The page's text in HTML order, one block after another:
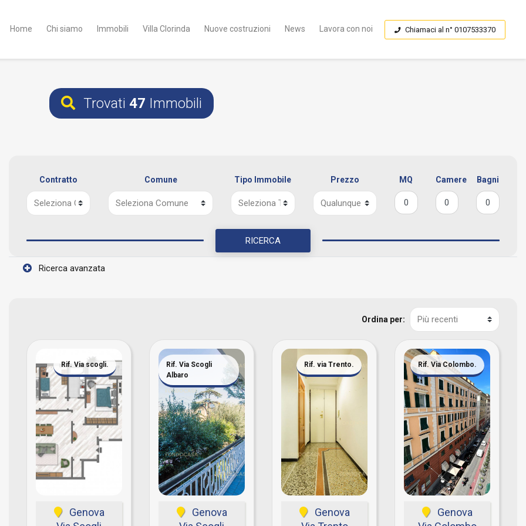
Home Chi siamo Immobili Villa Clorinda Nuove costruzioni News Lavora con noi Chiamaci al n° 0107533370
Trovati 47 Immobili
Contratto Comune Tipo Immobile Prezzo MQ Camere Bagni
RICERCA
Ricerca avanzata
Ordina per:
Rif. Via scogli.
Genova
Rif. Via Scogli
Albaro
Genova
Rif. via Trento.
Genova
Rif. Via Colombo.
Genova